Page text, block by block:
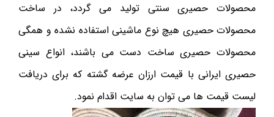
محصولات حصیری سنتی تولید می گردد، در ساخت
محصولات حصیری هیچ نوع ماشینی استفاده نشده و همگی
محصولات حصیری ساخت دست می باشند، انواع سینی
حصیری ایرانی با قیمت ارزان عرضه گشته که برای دریافت
لیست قیمت ها می توان به سایت اقدام نمود.